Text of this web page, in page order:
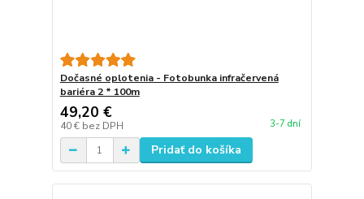
Dočasné oplotenia - Fotobunka infračervená
bariéra 2 * 100m
49,20 €
40 € bez DPH 3-7 dní
Pridať do košíka